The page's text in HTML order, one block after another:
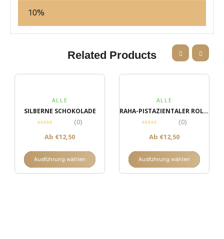
10%
Related Products
ALLE
SILBERNE SCHOKOLADE
(0)
Ab €12,50
Ausführung wählen
ALLE
RAHA-PISTAZIENTALER ROLL KLEIN
(0)
Ab €12,50
Ausführung wählen